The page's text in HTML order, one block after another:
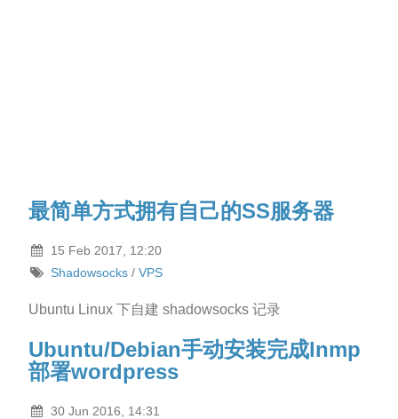
最简单方式拥有自己的SS服务器
15 Feb 2017, 12:20
Shadowsocks /VPS
Ubuntu Linux 下自建 shadowsocks 记录
Ubuntu/Debian手动安装完成lnmp
部署wordpress
30 Jun 2016, 14:31